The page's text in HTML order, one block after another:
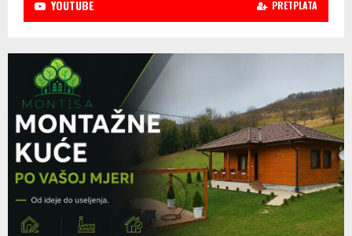
YOUTUBE PRETPLATA